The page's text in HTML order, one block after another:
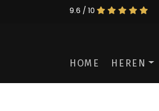
9.6 / 10
HOME HEREN